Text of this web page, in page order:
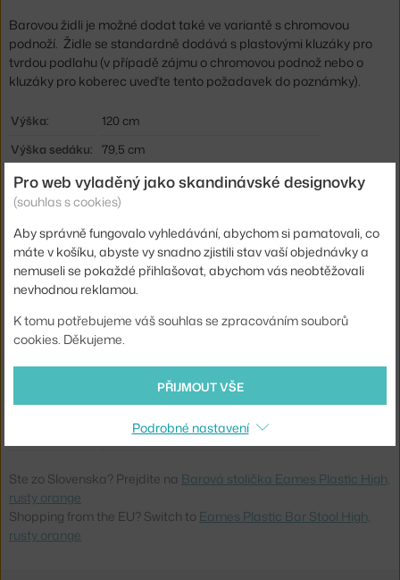
Barovou židli je možné dodat také ve variantě s chromovou
podnoží. Židle se standardně dodává s plastovými kluzáky pro
tvrdou podlahu (v případě zájmu o chromovou podnož nebo o
kluzáky pro koberec uveďte tento požadavek do poznámky).
Výška:
120 cm
Výška sedáku:
79,5 cm
Hloubka:
54 cm
Šířka:
56 cm
Výška stoličky: vysoká barovka (výška sezení ca 75 cm)
Područky:
bez područek
Barva:
oranžová
Materiál:
lakovaná ocel, polypropylen
Sedák:
plast
Model:
Barovka
VIT-44053500-43
Ste zo Slovenska? Prejdite na Barová stolička Eames Plastic High,
rusty orange
Shopping from the EU? Switch to Eames Plastic Bar Stool High,
rusty orange
Pro web vyladěný jako skandinávské designovky
(souhlas s cookies)
Aby správně fungovalo vyhledávání, abychom si pamatovali, co
máte v košíku, abyste vy snadno zjistili stav vaší objednávky a
nemuseli se pokaždé přihlašovat, abychom vás neobtěžovali
nevhodnou reklamou.
K tomu potřebujeme váš souhlas se zpracováním souborů
cookies. Děkujeme.
PŘIJMOUT VŠE
Podrobné nastavení